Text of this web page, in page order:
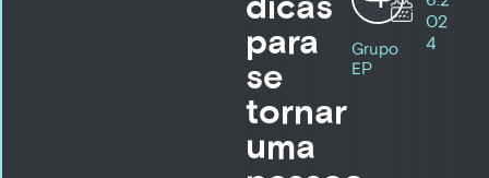
para
se
tornar
uma
Grupo
EP
02
4